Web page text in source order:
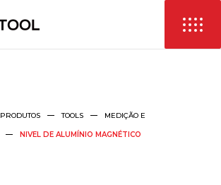
PRODUTOS TOOLS MEDIÇÃO E
NIVEL DE ALUMÍNIO MAGNÉTICO